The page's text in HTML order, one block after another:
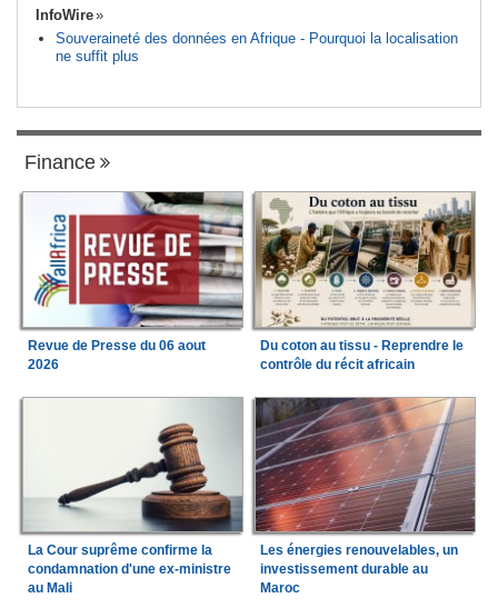
InfoWire
Souveraineté des données en Afrique - Pourquoi la localisation
ne suffit plus
Finance
Revue de Presse du 06 aout
2026
Du coton au tissu - Reprendre le
contrôle du récit africain
La Cour suprême confirme la
condamnation d'une ex-ministre
au Mali
Les énergies renouvelables, un
investissement durable au
Maroc